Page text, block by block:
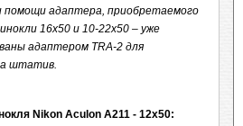
адаптера, приобретаемого
16х50 и 10-22х50 – уже
адаптером TRA-2 для
штатив.
Nikon Aculon A211 - 12x50: